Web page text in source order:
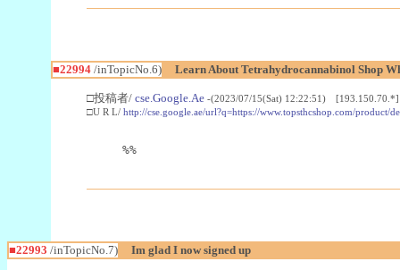
■22994/inTopicNo.6) Learn About Tetrahydrocannabinol Shop
□投稿者/ cse.Google.Ae -(2023/07/15(Sat) 12:22:51) [193.150.70.*]
□U R L/ http://cse.google.ae/url?q=https://www.topsthcshop.com/
%%
■22993 /inTopicNo.7) Im glad I now signed up